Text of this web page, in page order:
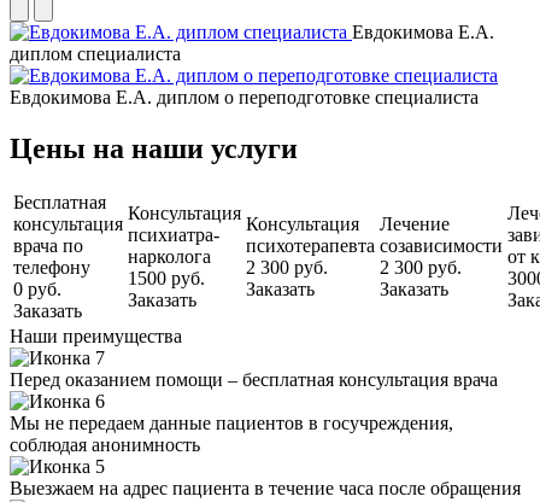
Евдокимова Е.А.
диплом специалиста
Евдокимова Е.А. диплом о переподготовке специалиста
Цены на наши услуги
Бесплатная
консультация
врача по
телефону
0 руб.
Заказать
Консультация
психиатра-
нарколога
1500 руб.
Заказать
Консультация
психотерапевта
2 300 руб.
Заказать
Лечение
созависимости
2 300 руб.
Заказать
от
Наши преимущества
Перед оказанием помощи – бесплатная консультация врача
Мы не передаем данные пациентов в госучреждения,
соблюдая анонимность
Выезжаем на адрес пациента в течение часа после обращения